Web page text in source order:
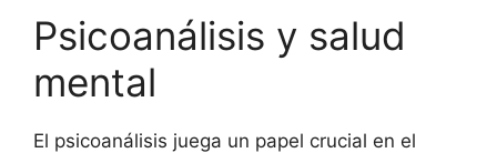
Psicoanálisis y salud
mental
El psicoanálisis juega un papel crucial en el